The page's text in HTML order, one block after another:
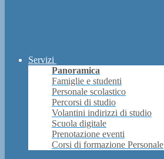
Servizi
Panoramica
Famiglie e studenti
Personale scolastico
Percorsi di studio
Volantini indirizzi di studio
Scuola digitale
Prenotazione eventi
Corsi di formazione Personale